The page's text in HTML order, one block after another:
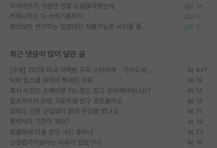
이사이트가 처음엔 정말 도움많이됐는데 14
커뮤니티는 다 쓰레기통이지 6
정보보안 연구하는 입장에선 식별가능한 사진을 올리는건 비추이긴함 5
최근 댓글이 많이 달린 글
[무료] 2026 미국 대학원 유학 스타터팩 - 가이드북 & 합격자 컨택메일 템플릿 647
미박 탑스쿨 유학이 빡세진 이유 19
혹시 이정도 스펙이면 어느정도 잡고 준비해야하나요? 14
알츠하이머 관련 고등학생 탐구 포트폴리오 13
입학도 안한 신입생이 원래 관심을 받나요 11
물박사의 기준이 뭐임? 20
랩홈피에 다들 본인 사진 올리냐 23
신생랩가지말라는 이유가 있었구나 16